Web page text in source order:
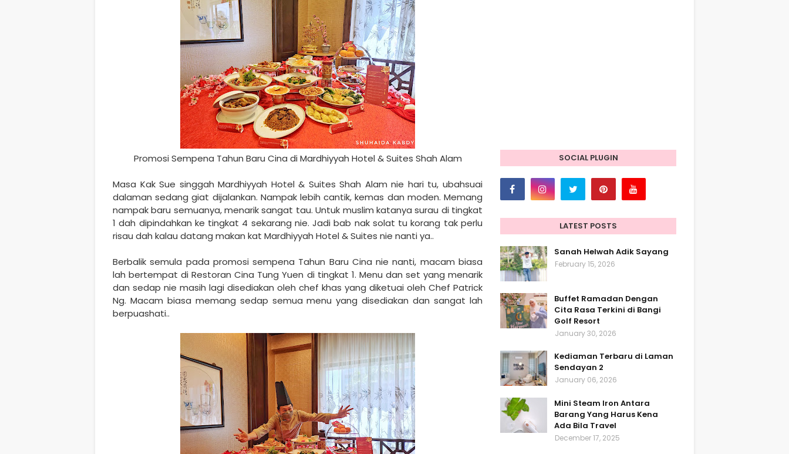
Promosi Sempena Tahun Baru Cina di Mardhiyyah Hotel & Suites Shah Alam
Masa Kak Sue singgah Mardhiyyah Hotel & Suites Shah Alam nie hari tu, ubahsuai
dalaman sedang giat dijalankan. Nampak lebih cantik, kemas dan moden. Memang
nampak baru semuanya, menarik sangat tau. Untuk muslim katanya surau di tingkat
1 dah dipindahkan ke tingkat 4 sekarang nie. Jadi bab nak solat tu korang tak perlu
risau dah kalau datang makan kat Mardhiyyah Hotel & Suites nie nanti ya..
Berbalik semula pada promosi sempena Tahun Baru Cina nie nanti, macam biasa
lah bertempat di Restoran Cina Tung Yuen di tingkat 1. Menu dan set yang menarik
dan sedap nie masih lagi disediakan oleh chef khas yang diketuai oleh Chef Patrick
Ng. Macam biasa memang sedap semua menu yang disediakan dan sangat lah
berpuashati..
SOCIAL PLUGIN
LATEST POSTS
Sanah Helwah Adik Sayang
February 15, 2026
Buffet Ramadan Dengan
Cita Rasa Terkini di Bangi
Golf Resort
January 30, 2026
Kediaman Terbaru di Laman
Sendayan 2
January 06, 2026
Mini Steam Iron Antara
Barang Yang Harus Kena
Ada Bila Travel
December 17, 2025